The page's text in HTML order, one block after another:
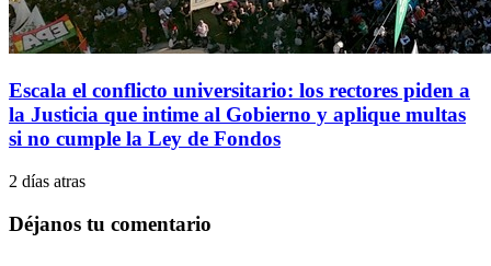
Escala el conflicto universitario: los rectores piden a
la Justicia que intime al Gobierno y aplique multas
si no cumple la Ley de Fondos
2 días atras
Déjanos tu comentario